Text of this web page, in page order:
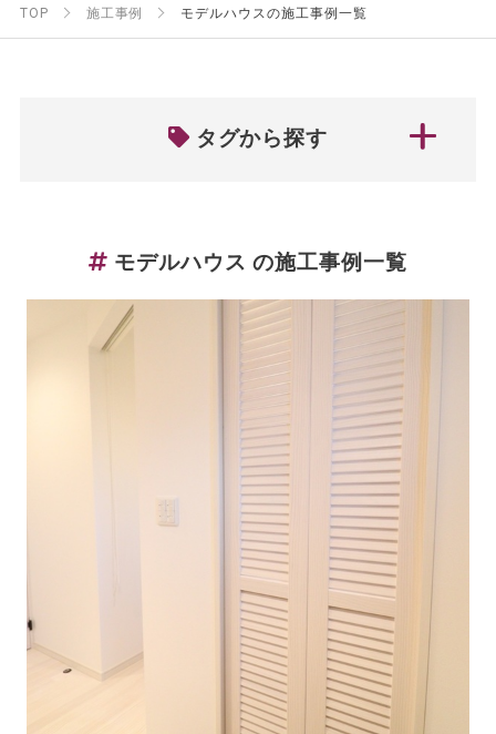
TOP 施工事例 モデルハウスの施工事例一覧
タグから探す
モデルハウス の施工事例一覧